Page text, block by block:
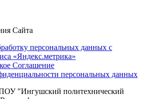
Сайта
персональных данных с
«Яндекс.метрика»
Соглашение
персональных данных
"Ингушский политехнический